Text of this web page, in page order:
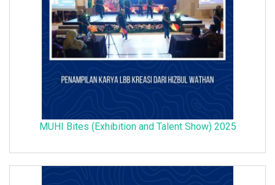
MUHI Bites (Exhibition and Talent Show) 2025